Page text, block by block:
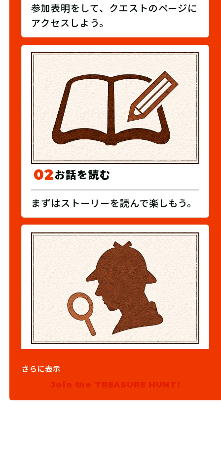
参加表明をして、クエストのページに
アクセスしよう。
02お話を読む
まずはストーリーを読んで楽しもう。
03謎を解く
じっくり考えて答えよう。
さらに表示
Join the TREASURE HUNT!